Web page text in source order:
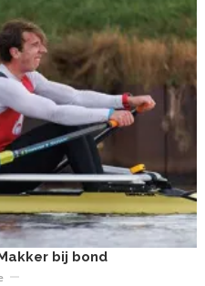
bij bond